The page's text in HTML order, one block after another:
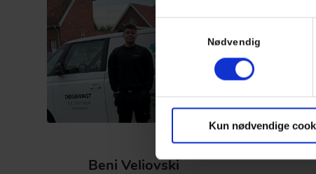
Samtykkevalg
Nødvendig
Kun nødvendige
Beni Veliovski